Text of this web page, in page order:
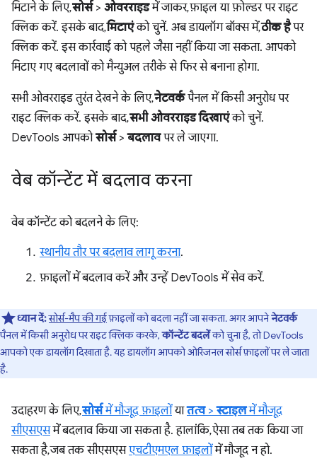
मिटाने के लिए,सोर्स> ओवरराइडमें जाकर, फ़ाइल या फ़ोल्डर पर राइट
क्लिक करें. इसके बाद,मिटाएंको चुनें. अब डायलॉग बॉक्स में,ठीक हैपर
क्लिक करें. इस कार्रवाई को पहले जैसा नहीं किया जा सकता. आपको
मिटाए गए बदलावों को मैन्युअल तरीके से फिर से बनाना होगा.
सभी ओवरराइड तुरंत देखने के लिए,नेटवर्कपैनल में किसी अनुरोध पर
राइट क्लिक करें. इसके बाद,सभी ओवरराइड दिखाएंको चुनें.
DevTools आपकोसोर्स>बदलावपर ले जाएगा.
वेब कॉन्टेंट में बदलाव करना
वेब कॉन्टेंट को बदलने के लिए:
स्थानीय तौर पर बदलाव लागू करना.
फ़ाइलों में बदलाव करें और उन्हें DevTools में सेव करें.
ध्यान दें:सोर्स-मैप की गईफ़ाइलों को बदला नहीं जा सकता. अगर आपनेनेटवर्क
पैनल में किसी अनुरोध पर राइट क्लिक करके,कॉन्टेंट बदलेंको चुना है, तो DevTools
आपको एक डायलॉग दिखाता है. यह डायलॉग आपको ओरिजनल सोर्स फ़ाइलों पर ले जाता
है.
उदाहरण के लिए,सोर्समें मौजूद फ़ाइलोंयातत्व>स्टाइलमें मौजूद
सीएसएसमें बदलाव किया जा सकता है. हालांकि, ऐसा तब तक किया जा
सकता है, जब तक सीएसएसएचटीएमएल फ़ाइलोंमें मौजूद न हो.